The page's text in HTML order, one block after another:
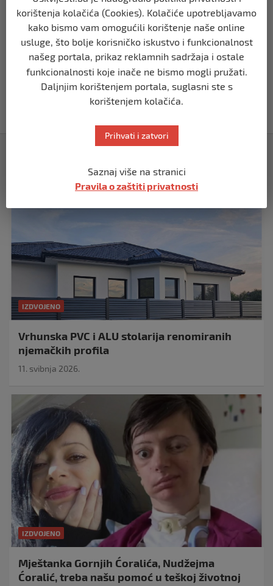
Zapadu
prije 11 mjeseci
SVIJET
Papa Lav XIV izjavio da je situacija vrlo
ozbiljna nakon izraelskog napada na
Dohu
IZDVOJENO
Vrhunska PVC i ALU stolarija renomiranih
njemačkih profila
11. svibnja 2026.
IZDVOJENO
Mještanka Gornjih Ćoralića, Nudžejma
Ćoralić, treba našu pomoć u teškoj životnoj
korištenja kolačića (Cookies). Kolačiće upotrebljavamo
kako bismo vam omogućili korištenje naše online
usluge, što bolje korisničko iskustvo i funkcionalnost
našeg portala, prikaz reklamnih sadržaja i ostale
funkcionalnosti koje inače ne bismo mogli pružati.
Daljnjim korištenjem portala, suglasni ste s
korištenjem kolačića.
Prihvati i zatvori
Saznaj više na stranici
Pravila o zaštiti privatnosti